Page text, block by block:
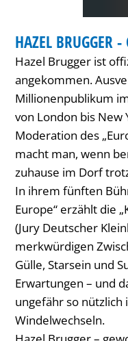
KATEGORIE: COMEDY
HAZEL
Hazel Brugger ist
angekommen.
Millionenpublikum
von London bis New
Moderation des
macht man, wenn
zuhause im Dorf
In ihrem fünften
Europe“ erzählt die
(Jury Deutscher
merkwürdigen
Gülle, Starsein und
Erwartungen – und
ungefähr so nützlich
Windelwechseln.